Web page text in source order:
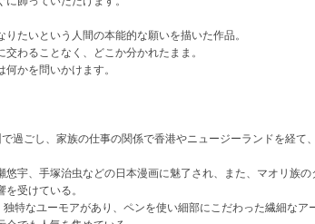
りたいという人間の本能的な願いを描いた作品。
交わることなく、どこか分かれたまま。
かを問いかけます。
過ごし、家族の仕事の関係で香港やニュージーランドを経て
悠宇、手塚治虫などの日本漫画に魅了され、また、マオリ族
受けている。
独特なユーモアがあり、ペンを使い細部にこだわった繊細なア